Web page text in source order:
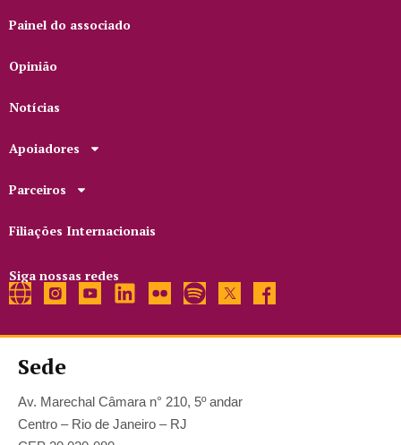
Painel do associado
Opinião
Notícias
Apoiadores
Parceiros
Filiações Internacionais
Siga nossas redes
Sede
Av. Marechal Câmara n° 210, 5º andar
Centro – Rio de Janeiro – RJ